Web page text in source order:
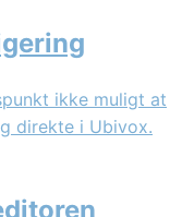
ikke muligt at
direkte i Ubivox.